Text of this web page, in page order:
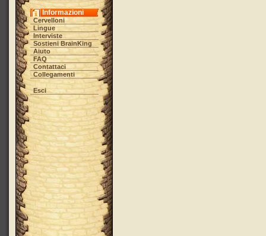
Informazioni
Cervelloni
Lingue
Interviste
Sostieni BrainKing
Aiuto
FAQ
Contattaci
Collegamenti
Esci